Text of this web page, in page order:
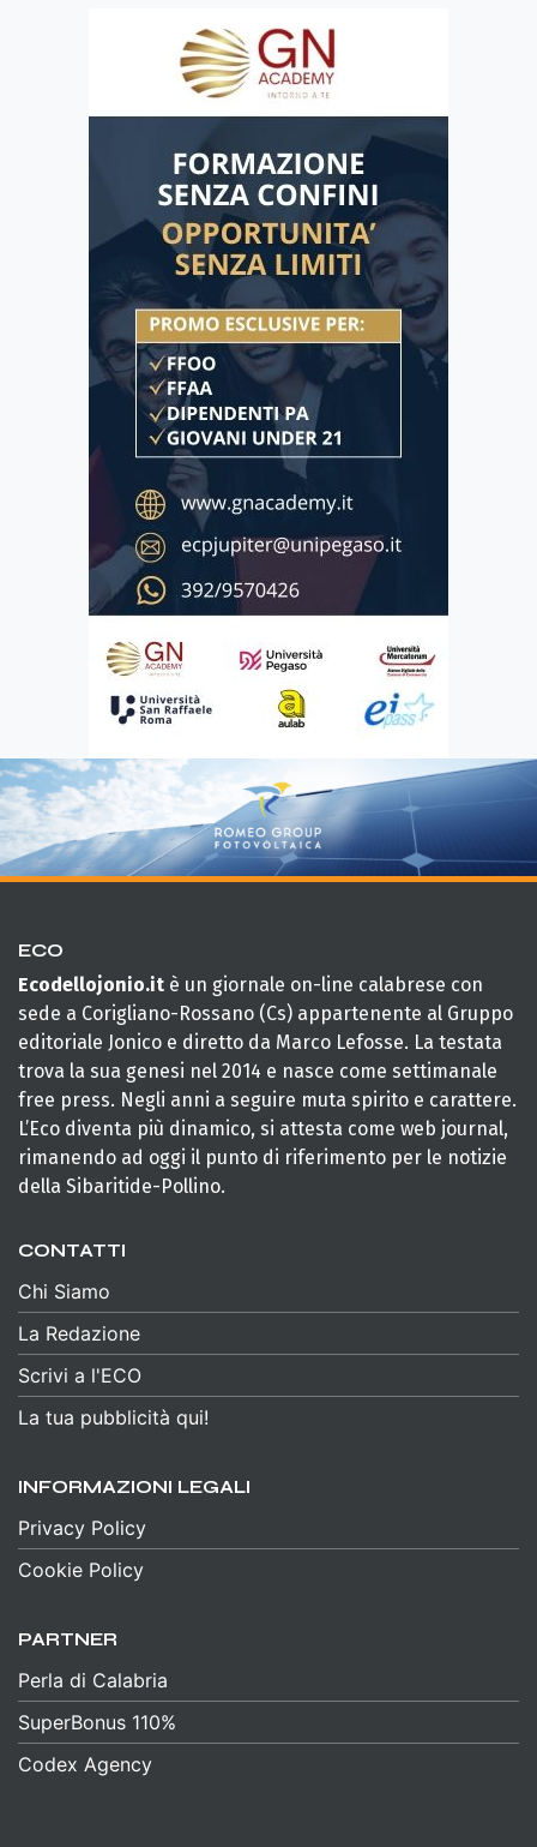
ECO
Ecodellojonio.it è un giornale on-line calabrese con
sede a Corigliano-Rossano (Cs) appartenente al Gruppo
editoriale Jonico e diretto da Marco Lefosse. La testata
trova la sua genesi nel 2014 e nasce come settimanale
free press. Negli anni a seguire muta spirito e carattere.
L’Eco diventa più dinamico, si attesta come web journal,
rimanendo ad oggi il punto di riferimento per le notizie
della Sibaritide-Pollino.
CONTATTI
Chi Siamo
La Redazione
Scrivi a l'ECO
La tua pubblicità qui!
INFORMAZIONI LEGALI
Privacy Policy
Cookie Policy
PARTNER
Perla di Calabria
SuperBonus 110%
Codex Agency